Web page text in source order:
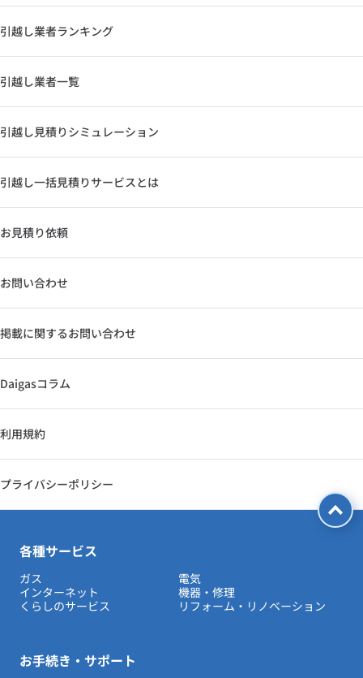
引越し業者ランキング
引越し業者一覧
引越し見積りシミュレーション
引越し一括見積りサービスとは
お見積り依頼
お問い合わせ
掲載に関するお問い合わせ
Daigasコラム
利用規約
プライバシーポリシー
各種サービス
ガス
電気
インターネット
機器・修理
くらしのサービス
リフォーム・リノベーション
お手続き・サポート